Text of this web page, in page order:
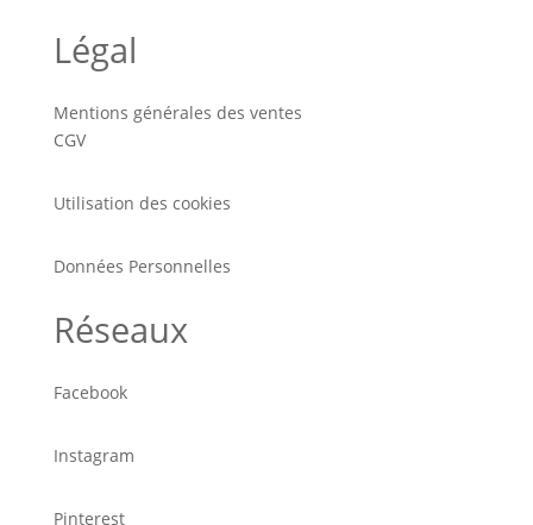
Légal
Mentions générales des ventes
CGV
Utilisation des cookies
Données Personnelles
Réseaux
Facebook
Instagram
Pinterest